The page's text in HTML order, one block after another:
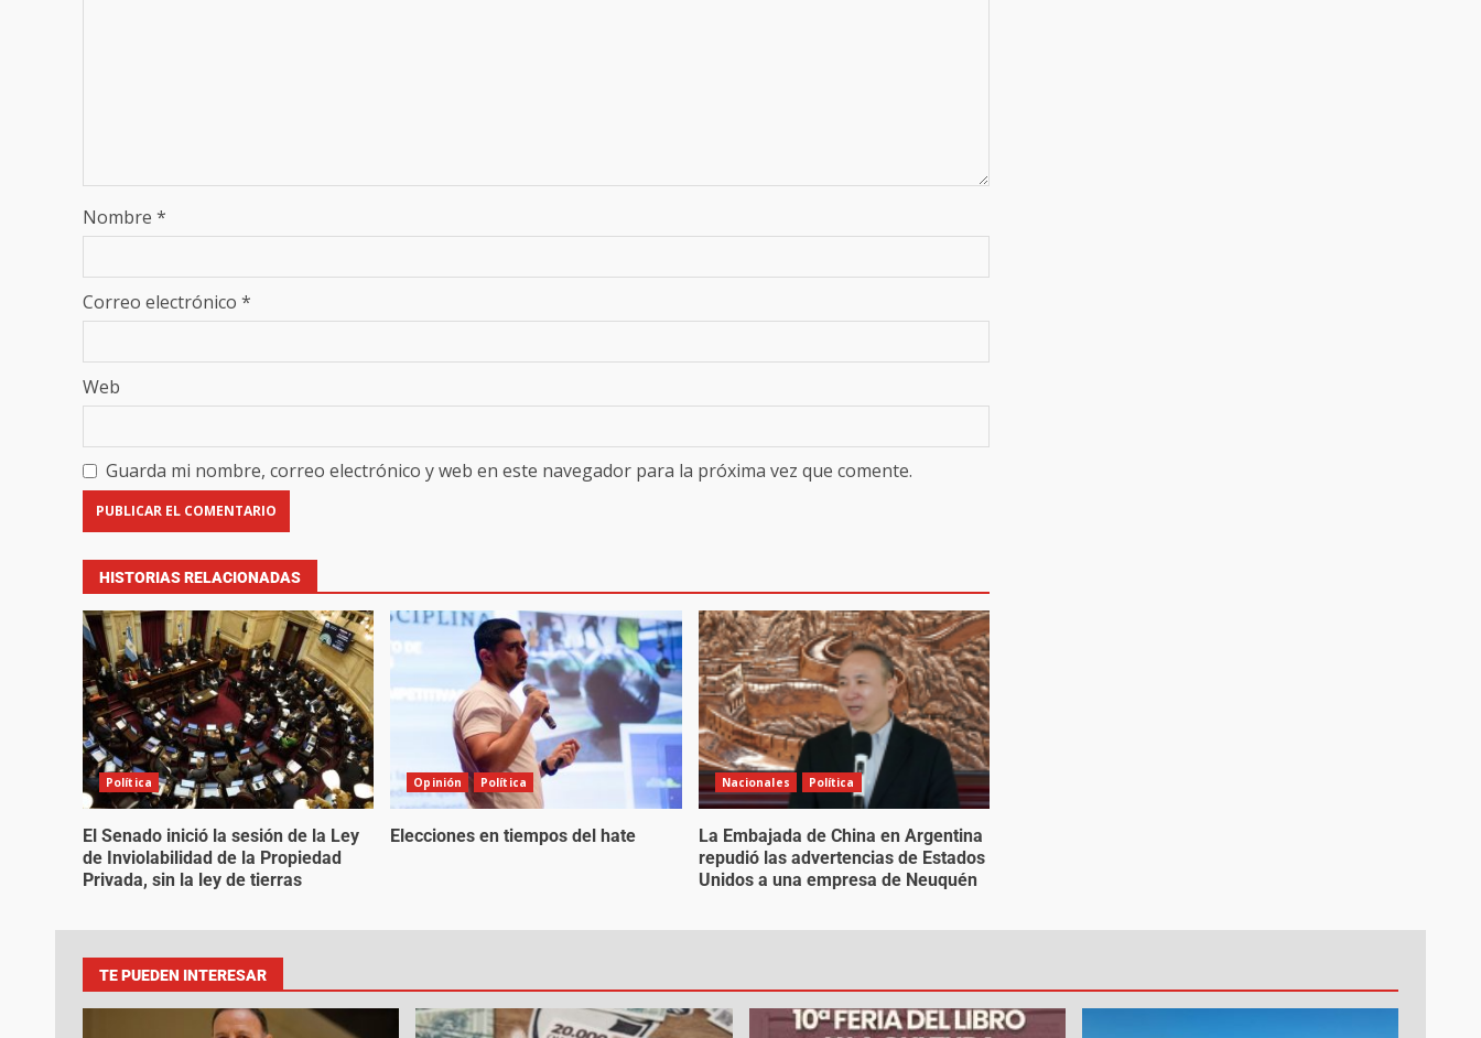
Nombre *
Correo electrónico *
Web
Guarda mi nombre, correo electrónico y web en este navegador para la próxima vez que comente.
HISTORIAS RELACIONADAS
Política
El Senado inició la sesión de la Ley
de Inviolabilidad de la Propiedad
Privada, sin la ley de tierras
Opinión Política
Elecciones en tiempos del hate
Nacionales Política
La Embajada de China en Argentina
repudió las advertencias de Estados
Unidos a una empresa de Neuquén
TE PUEDEN INTERESAR